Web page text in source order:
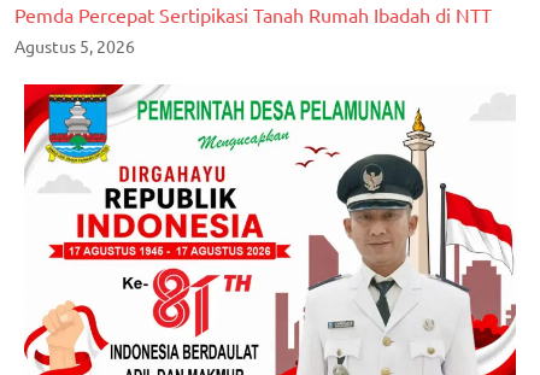
Pemda Percepat Sertipikasi Tanah Rumah Ibadah di NTT
Agustus 5, 2026